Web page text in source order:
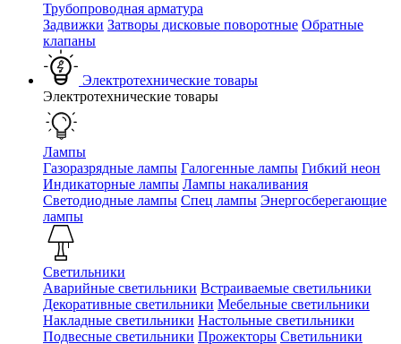
Трубопроводная арматура
Задвижки Затворы дисковые поворотные Обратные
клапаны
Электротехнические товары
Электротехнические товары
Лампы
Газоразрядные лампы Галогенные лампы Гибкий неон
Индикаторные лампы Лампы накаливания
Светодиодные лампы Спец лампы Энергосберегающие
лампы
Светильники
Аварийные светильники Встраиваемые светильники
Декоративные светильники Мебельные светильники
Накладные светильники Настольные светильники
Подвесные светильники Прожекторы Светильники